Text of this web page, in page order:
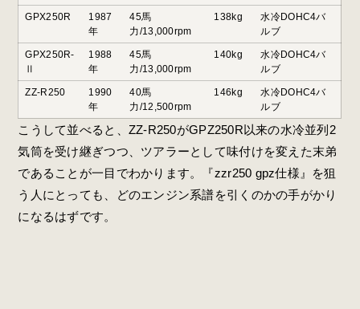
GPX250R
1987
年
45馬
力/13,000rpm
138kg
水冷DOHC4バ
ルブ
GPX250R-
Ⅱ
1988
年
45馬
力/13,000rpm
140kg
水冷DOHC4バ
ルブ
ZZ-R250
1990
年
40馬
力/12,500rpm
146kg
水冷DOHC4バ
ルブ
こうして並べると、ZZ-R250がGPZ250R以来の水冷並列2
気筒を受け継ぎつつ、ツアラーとして味付けを変えた末弟
であることが一目でわかります。『zzr250 gpz仕様』を狙
う人にとっても、どのエンジン系譜を引くのかの手がかり
になるはずです。